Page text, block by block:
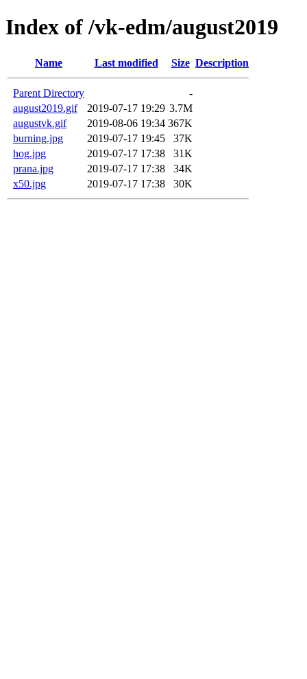
Index of /vk-edm/august2019
Name Last modified Size Description
Parent Directory
-
august2019.gif
2019-07-17 19:29 3.7M
augustvk.gif
2019-08-06 19:34 367K
burning.jpg
2019-07-17 19:45
37K
hog.jpg
2019-07-17 17:38
31K
prana.jpg
2019-07-17 17:38
34K
x50.jpg
2019-07-17 17:38 30K